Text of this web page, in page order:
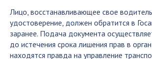
Лицо, восстанавливающее свое
удостоверение, должен обратится в
заранее. Подача документа
до истечения срока лишения прав в
находятся правда на управление